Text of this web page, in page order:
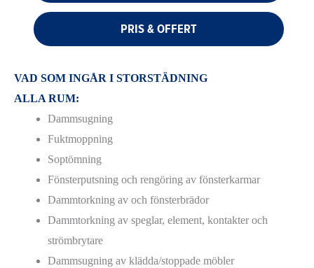
PRIS & OFFERT
VAD SOM INGÅR I STORSTÄDNING
ALLA RUM:
Dammsugning
Fuktmoppning
Soptömning
Fönsterputsning och rengöring av fönsterkarmar
Dammtorkning av och fönsterbrädor
Dammtorkning av speglar, element, kontakter och
strömbrytare
Dammsugning av klädda/stoppade möbler